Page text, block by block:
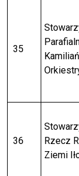
35
36
Rzecz
Ziemi